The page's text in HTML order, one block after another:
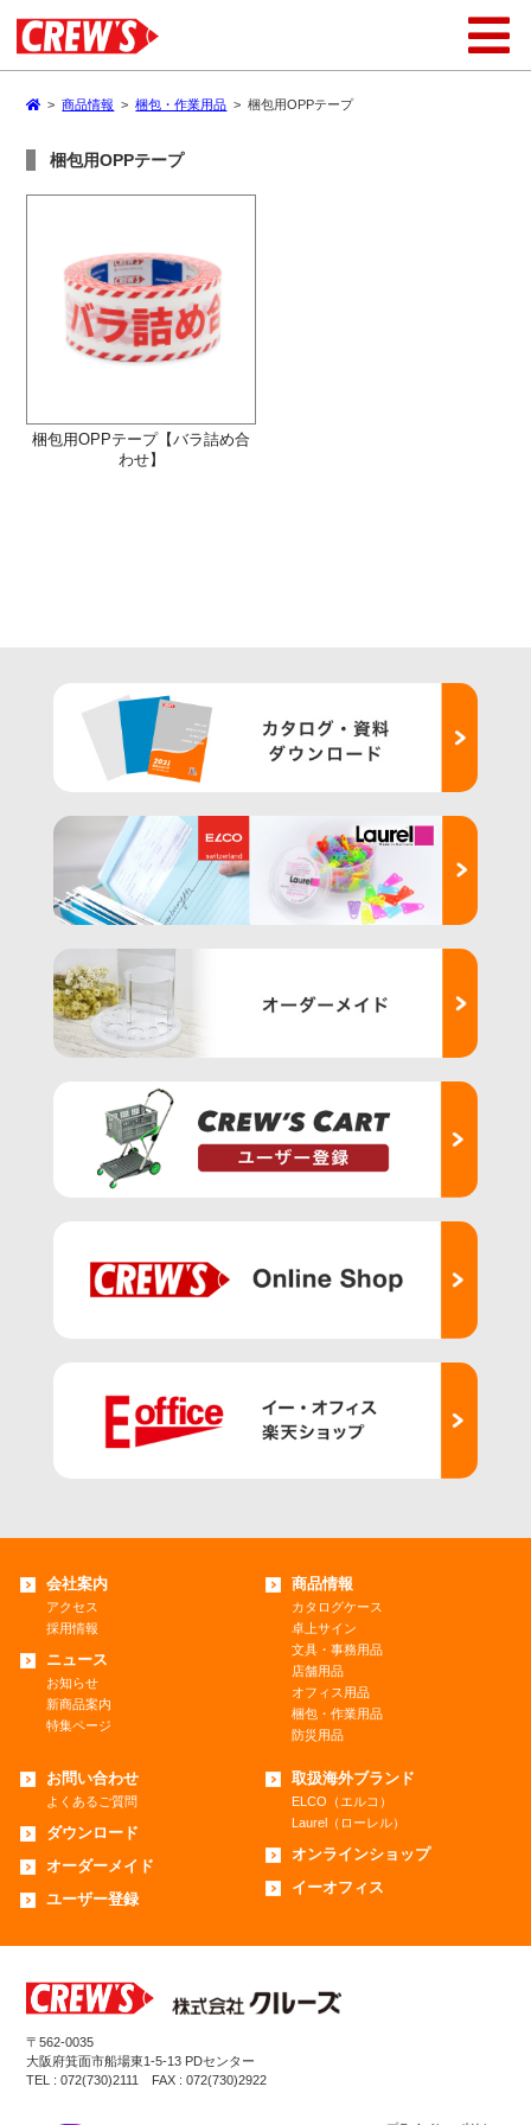
>商品情報 >梱包・作業用品 >梱包用OPPテープ
梱包用OPPテープ
梱包用OPPテープ【バラ詰め合
わせ】
会社案内
アクセス
採用情報
ニュース
お知らせ
新商品案内
特集ページ
商品情報
カタログケース
卓上サイン
文具・事務用品
店舗用品
オフィス用品
梱包・作業用品
防災用品
お問い合わせ
よくあるご質問
ダウンロード
オーダーメイド
ユーザー登録
取扱海外ブランド
ELCO（エルコ）
Laurel（ローレル）
オンラインショップ
イーオフィス
〒562-0035
大阪府箕面市船場東1-5-13 PDセンター
TEL : 072(730)2111 FAX : 072(730)2922